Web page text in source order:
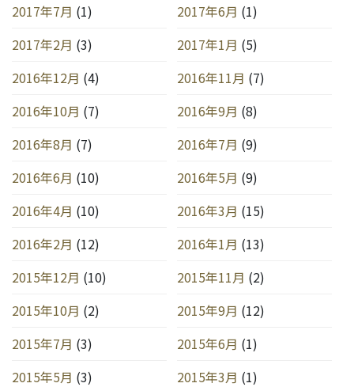
2017年7月 (1) 2017年6月 (1)
2017年2月 (3) 2017年1月 (5)
2016年12月 (4) 2016年11月 (7)
2016年10月 (7) 2016年9月 (8)
2016年8月 (7) 2016年7月 (9)
2016年6月 (10) 2016年5月 (9)
2016年4月 (10) 2016年3月 (15)
2016年2月 (12) 2016年1月 (13)
2015年12月 (10) 2015年11月 (2)
2015年10月 (2) 2015年9月 (12)
2015年7月 (3) 2015年6月 (1)
2015年5月 (3) 2015年3月 (1)